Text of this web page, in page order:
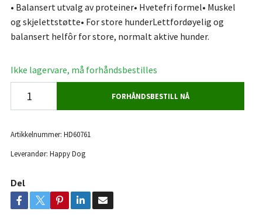
• Balansert utvalg av proteiner• Hvetefri formel• Muskel
og skjelettstøtte• For store hunderLettfordøyelig og
balansert helfôr for store, normalt aktive hunder.
Ikke lagervare, må forhåndsbestilles
FORHÅNDSBESTILL NÅ
Artikkelnummer: HD60761
Leverandør: Happy Dog
Del